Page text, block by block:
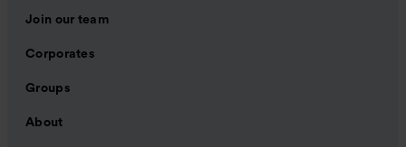
Join our team
Corporates
Groups
About